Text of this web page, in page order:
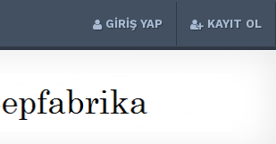
GİRİŞ YAP KAYIT OL